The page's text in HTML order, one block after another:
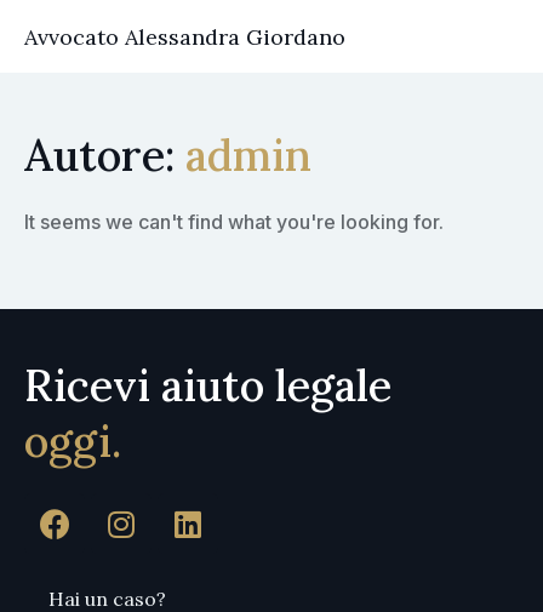
Avvocato Alessandra Giordano
Autore: admin
It seems we can't find what you're looking for.
Ricevi aiuto legale
oggi.
Hai un caso?